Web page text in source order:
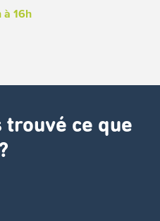
à 16h
trouvé ce que